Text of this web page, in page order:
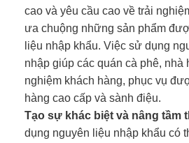
cao và yêu cầu cao về trải
ưa chuộng những sản phẩm
liệu nhập khẩu. Việc sử dụng
nhập giúp các quán cà phê, nhà
nghiệm khách hàng, phục vụ
hàng cao cấp và sành điệu.
Tạo sự khác biệt và nâng tầm
dụng nguyên liệu nhập khẩu có